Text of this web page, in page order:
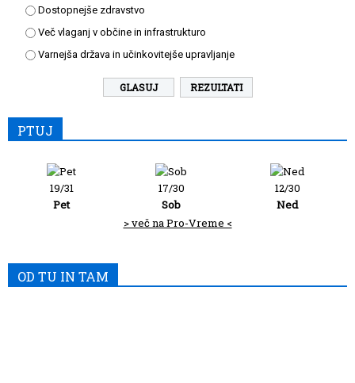
Dostopnejše zdravstvo
Več vlaganj v občine in infrastrukturo
Varnejša država in učinkovitejše upravljanje
REZULTATI
PTUJ
19/31
Pet
17/30
Sob
12/30
Ned
> več na Pro-Vreme <
OD TU IN TAM